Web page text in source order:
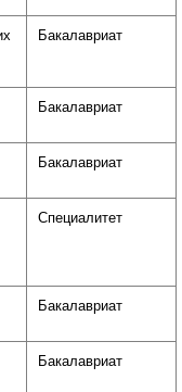
Бакалавриат
Бакалавриат
Бакалавриат
Специалитет
Бакалавриат
Бакалавриат